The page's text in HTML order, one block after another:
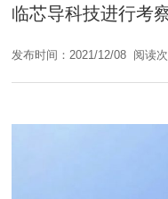
临芯导科技进行考
发布时间：2021/12/08 阅读